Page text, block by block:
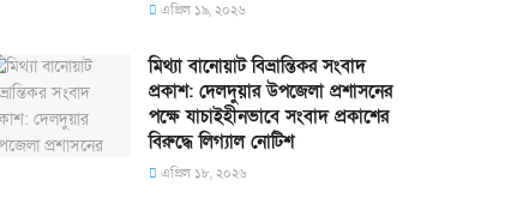
এপ্রিল ১৯, ২০২৬
মিথ্যা বানোয়াট বিভ্রান্তিকর সংবাদ
প্রকাশ: দেলদুয়ার উপজেলা প্রশাসনের
পক্ষে যাচাইহীনভাবে সংবাদ প্রকাশের
বিরুদ্ধে লিগ্যাল নোটিশ
এপ্রিল ১৮, ২০২৬